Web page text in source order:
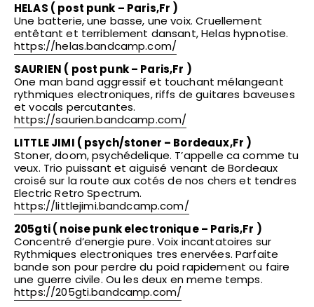
HELAS ( post punk – Paris,Fr )
Une batterie, une basse, une voix. Cruellement
entêtant et terriblement dansant, Helas hypnotise.
https://helas.bandcamp.com/
SAURIEN ( post punk – Paris,Fr )
One man band aggressif et touchant mélangeant
rythmiques electroniques, riffs de guitares baveuses
et vocals percutantes.
https://saurien.bandcamp.com/
LITTLE JIMI ( psych/stoner – Bordeaux,Fr )
Stoner, doom, psychédelique. T’appelle ca comme tu
veux. Trio puissant et aiguisé venant de Bordeaux
croisé sur la route aux cotés de nos chers et tendres
Electric Retro Spectrum.
https://littlejimi.bandcamp.com/
205gti ( noise punk electronique – Paris,Fr )
Concentré d’energie pure. Voix incantatoires sur
Rythmiques electroniques tres enervées. Parfaite
bande son pour perdre du poid rapidement ou faire
une guerre civile. Ou les deux en meme temps.
https://205gti.bandcamp.com/